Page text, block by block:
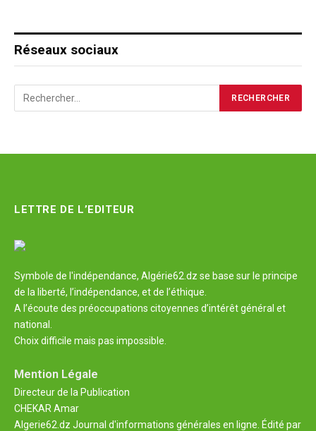
Réseaux sociaux
LETTRE DE L’EDITEUR
Symbole de l'indépendance, Algérie62.dz se base sur le principe
de la liberté, l’indépendance, et de l’éthique.
A l’écoute des préoccupations citoyennes d’intérêt général et
national.
Choix difficile mais pas impossible.
Mention Légale
Directeur de la Publication
CHEKAR Amar
Algerie62.dz Journal d'informations générales en ligne. Édité par